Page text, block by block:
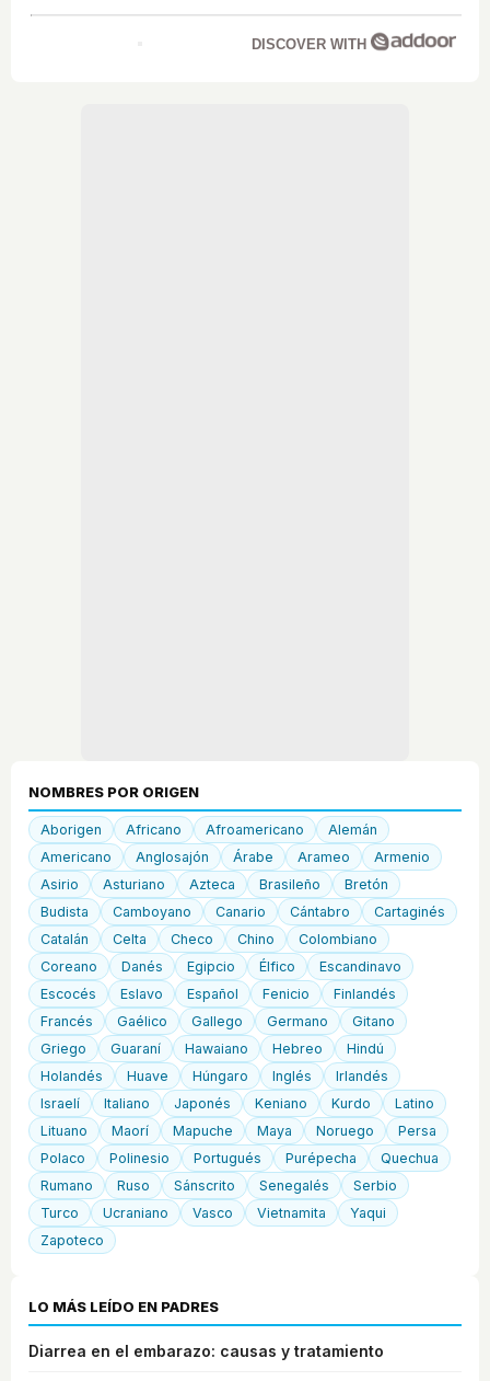
DISCOVER WITH
NOMBRES POR ORIGEN
Aborigen Africano Afroamericano
Alemán
Americano
Anglosajón Árabe Arameo
Armenio
Asirio
Asturiano Azteca Brasileño
Bretón
Budista
Camboyano Canario Cántabro
Cartaginés
Catalán
Celta Checo Chino
Colombiano
Coreano
Danés Egipcio Élfico
Escandinavo
Escocés
Eslavo Español Fenicio
Finlandés
Francés
Gaélico Gallego Germano
Gitano
Griego
Guaraní Hawaiano Hebreo
Hindú
Holandés
Huave Húngaro Inglés
Irlandés
Israelí
Italiano Japonés Keniano Kurdo
Latino
Lituano
Maorí Mapuche Maya Noruego
Persa
Polaco
Polinesio Portugués Purépecha
Quechua
Rumano
Ruso Sánscrito Senegalés
Serbio
Turco
Ucraniano Vasco Vietnamita
Yaqui
Zapoteco
LO MÁS LEÍDO EN PADRES
Diarrea en el embarazo: causas y tratamiento